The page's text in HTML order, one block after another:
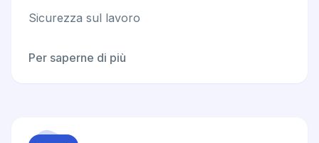
Sicurezza sul lavoro
Per saperne di più